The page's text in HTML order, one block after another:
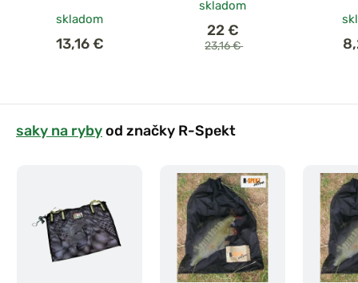
skladom
13,16 €
skladom
22 €
23,16 €
saky na rybyod značky R-Spekt